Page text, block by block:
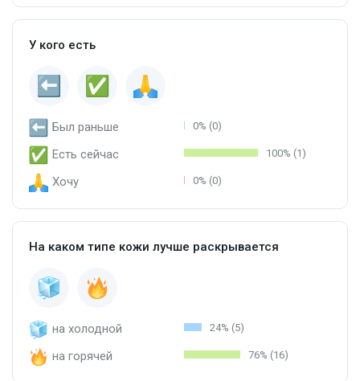
У кого есть
Был раньше 0% (0)
Есть сейчас 100% (1)
Хочу 0% (0)
На каком типе кожи лучше раскрывается
на холодной 24% (5)
на горячей 76% (16)